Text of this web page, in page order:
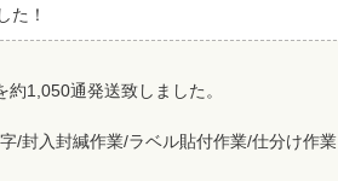
た！
1,050通発送致しました。
/封入封緘作業/ラベル貼付作業/仕分け作業